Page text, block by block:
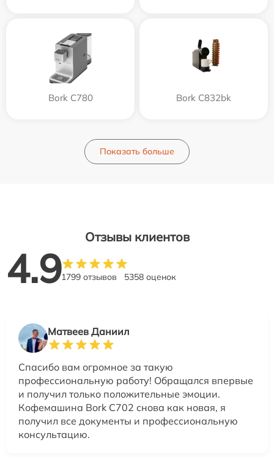
Bork C780 Bork C832bk
Показать больше
Отзывы клиентов
4.91799 отзывов 5358 оценок
Матвеев Даниил
Спасибо вам огромное за такую
профессиональную работу! Обращался впервые
и получил только положительные эмоции.
Кофемашина Bork C702 снова как новая, я
получил все документы и профессиональную
консультацию.